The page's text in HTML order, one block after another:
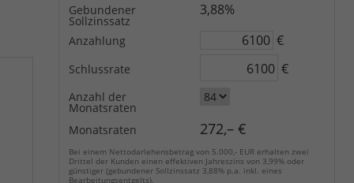
Gebundener
Sollzinssatz
3,88%
Anzahlung €
Schlussrate €
Anzahl der
Monatsraten
Monatsraten
272,– €
Bei einem Nettodarlehensbetrag von 5.000,- EUR erhalten zwei
Drittel der Kunden einen effektiven Jahreszins von 3,99% oder
günstiger (gebundener Sollzinssatz 3,88% p.a. inkl. eines
Bearbeitungsentgelts).